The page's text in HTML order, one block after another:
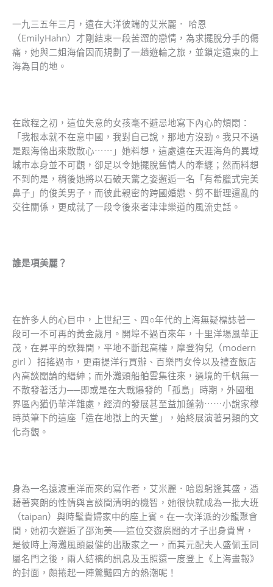
一九三五年三月，遠在大洋彼端的艾米麗． 哈恩
（EmilyHahn）才剛結束一段苦澀的戀情，為求擺脫分手的傷
痛，她與二姐海倫因而規劃了一趟遊輪之旅，並鎖定遠東的上
海為目的地。
在啟程之初，這位失意的女孩毫不避忌地寫下內心的煩悶：
「我根本就不在意中國，我對自己說，那地方沒勁。我只不過
是跟海倫出來散散心⋯⋯」她料想，這處遠在天涯海角的異域
城市本身並不可觀，卻足以令她擺脫舊情人的牽纏；然而料想
不到的是，稍後她將以石破天驚之姿邂逅一名「有希臘式完美
鼻子」的俊美男子，而彼此親密的跨國婚戀、剪不斷理還亂的
交往關係，更成就了一段令後來者津津樂道的風流史話。
誰是項美麗？
在許多人的心目中，上世紀三、四○年代的上海無疑標誌著一
段可一不可再的黃金歲月。開埠不過百來年，十里洋場風華正
茂，在昇平的歌舞間，平地不斷起高樓，摩登狗兒（modern
girl ）招搖過市，更甭提洋行買辦、百樂門女伶以及禮查飯店
內高談闊論的縉紳；而外灘頭船舶雲集往來，過境的千帆無一
不散發著活力──即或是在大戰爆發的「孤島」時期，外國租
界區內猶仍華洋雜處，經濟的發展甚至益加蓬勃⋯⋯小說家穆
時英筆下的這座「造在地獄上的天堂」，始終展演著另類的文
化奇觀。
身為一名遠渡重洋而來的寫作者，艾米麗．哈恩躬逢其盛，憑
藉著爽朗的性情與言談間清明的機智，她很快就成為一批大班
（taipan）與時髦貴婦家中的座上賓。在一次洋派的沙龍聚會
間，她初次邂逅了邵洵美──這位交遊廣闊的才子出身貴冑，
是彼時上海灘風頭最健的出版家之一，而其元配夫人盛佩玉同
屬名門之後，兩人結褵的訊息及玉照還一度登上《上海畫報》
的封面，頗捲起一陣驚豔四方的熱潮呢！